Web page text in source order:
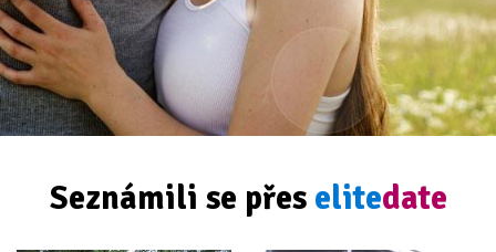
Seznámili se přes elitedate